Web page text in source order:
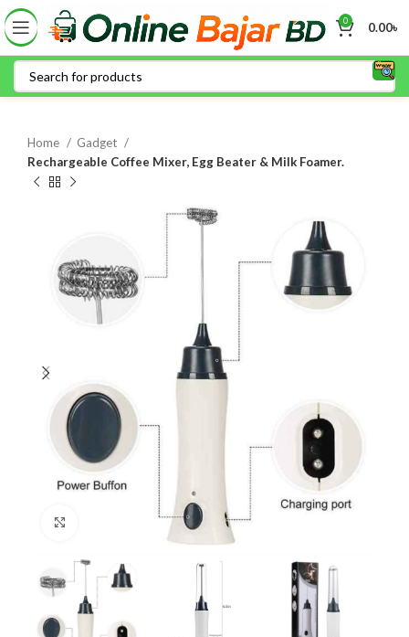
0 0.00৳
Home
Gadget
Rechargeable Coffee Mixer, Egg Beater & Milk Foamer.
Click to enlarge